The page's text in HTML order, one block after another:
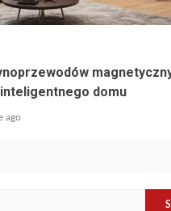
domu
ago